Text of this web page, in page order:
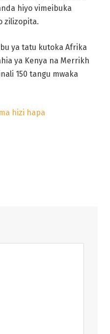
hiyo vimeibuka
zilizopita.
ya tatu kutoka Afrika
ya Kenya na Merrikh
150 tangu mwaka
hizi hapa